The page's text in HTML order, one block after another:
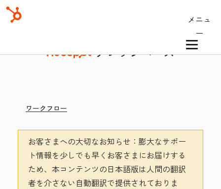
メニュ
ー
ナレッジベース
ワークフロー
お客さまへの大切なお知らせ ：膨大なサポー
ト情報を少しでも早くお客さまにお届けする
ため、本コンテンツの日本語版は人間の翻訳
者を介さない自動翻訳で提供されておりま